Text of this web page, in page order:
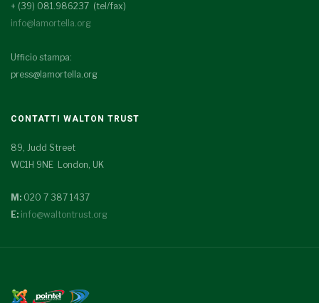
+ (39) 081.986237 (tel/fax)
info@lamortella.org
Ufficio stampa:
press@lamortella.org
CONTATTI WALTON TRUST
89, Judd Street
WC1H 9NE London, UK
M: 020 7 387 1437
E: info@waltontrust.org